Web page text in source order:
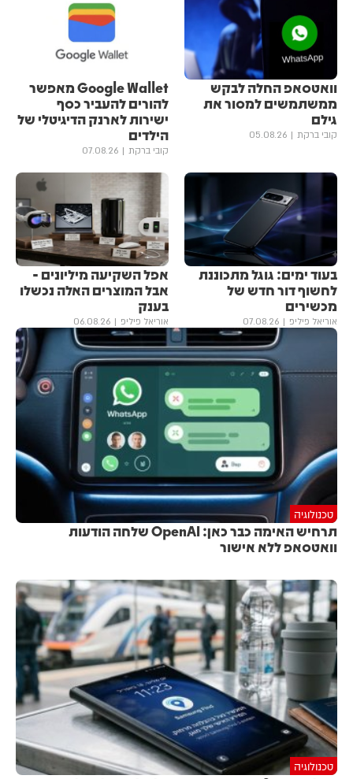
וואטסאפ החלה לבקש
ממשתמשים למסור את
גילם
קובי ברקת 05.08.26
Google Wallet מאפשר
להורים להעביר כסף
ישירות לארנק הדיגיטלי של
הילדים
קובי ברקת 07.08.26
בעוד ימים: גוגל מתכוננת
לחשוף דור חדש של
מכשירים
אוריאל פיליפ 07.08.26
אפל השקיעה מיליונים -
אבל המוצרים האלה נכשלו
בענק
אוריאל פיליפ 06.08.26
טכנולוגיה
תרחיש האימה כבר כאן: OpenAI שלחה הודעות
וואטסאפ ללא אישור
טכנולוגיה